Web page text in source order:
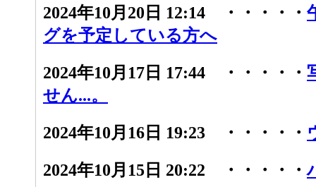
2024年10月20日 12:14 ・・・・・
グを予定している方へ
2024年10月17日 17:44 ・・・・・
せん...。
2024年10月16日 19:23 ・・・・・
2024年10月15日 20:22 ・・・・・